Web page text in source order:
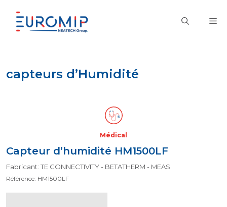
contenu
capteurs d’Humidité
Médical
Capteur d’humidité HM1500LF
Fabricant: TE CONNECTIVITY - BETATHERM - MEAS
Référence: HM1500LF